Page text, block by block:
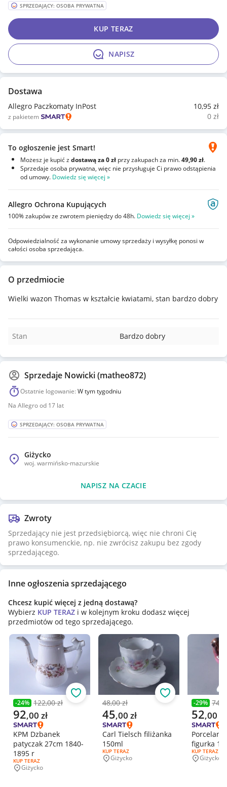
SPRZEDAJĄCY: OSOBA PRYWATNA
NAPISZ
KUP TERAZ
Dostawa
Allegro Paczkomaty InPost 10,95 zł
z pakietem 0 zł
To ogłoszenie jest Smart!
Możesz je kupić zdostawą za 0 zł przy zakupach za min.49,90 zł.
Sprzedaje osoba prywatna, więc nie przysługuje Ci prawo odstąpienia
od umowy. Dowiedz się więcej »
Allegro Ochrona Kupujących
100% zakupów ze zwrotem pieniędzy do 48h. Dowiedz się więcej »
Odpowiedzialność za wykonanie umowy sprzedaży i wysyłkę ponosi w
całości osoba sprzedająca.
O przedmiocie
Wielki wazon Thomas w kształcie kwiatami, stan bardzo dobry
Stan Bardzo dobry
Sprzedaje Nowicki (matheo872)
Ostatnie logowanie:W tym tygodniu
Na Allegro od 17 lat
SPRZEDAJĄCY: OSOBA PRYWATNA
Giżycko
woj. warmińsko-mazurskie
NAPISZ NA CZACIE
Zwroty
Sprzedający nie jest przedsiębiorcą, więc nie chroni Cię
prawo konsumenckie, np. nie zwrócisz zakupu bez zgody
sprzedającego.
Inne ogłoszenia sprzedającego
Chcesz kupić więcej z jedną dostawą?
Wybierz KUP TERAZ i w kolejnym kroku dodasz więcej
przedmiotów od tego sprzedającego.
Poprzednia cena
-24% 122,00 zł
Aktualna cena
92,00 zł
KPM Dzbanek
patyczak 27cm 1840-
1895 r
RODZAJ OFERTY:
KUP TERAZ
Miejscowość
Giżycko
Obserwuj
Poprzednia cena
48,00 zł
Aktualna cena
45,00 zł
Carl Tielsch filiżanka
150ml
RODZAJ OFERTY:
KUP TERAZ
Miejscowość
Giżycko
Obserwuj
-29%
Aktualna
52,00
figurka
RODZAJ
KUP TERAZ
Giżycko